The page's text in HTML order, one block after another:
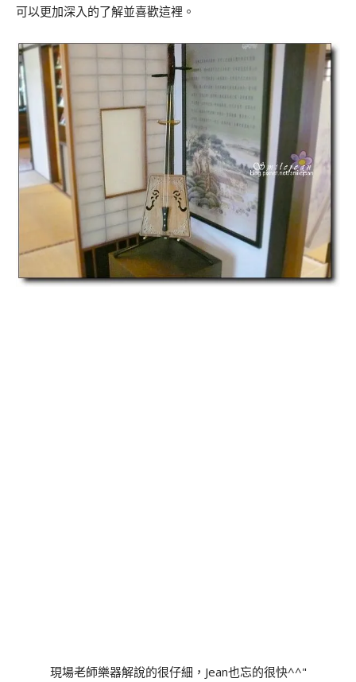
可以更加深入的了解並喜歡這裡。
現場老師樂器解說的很仔細，Jean也忘的很快^^"